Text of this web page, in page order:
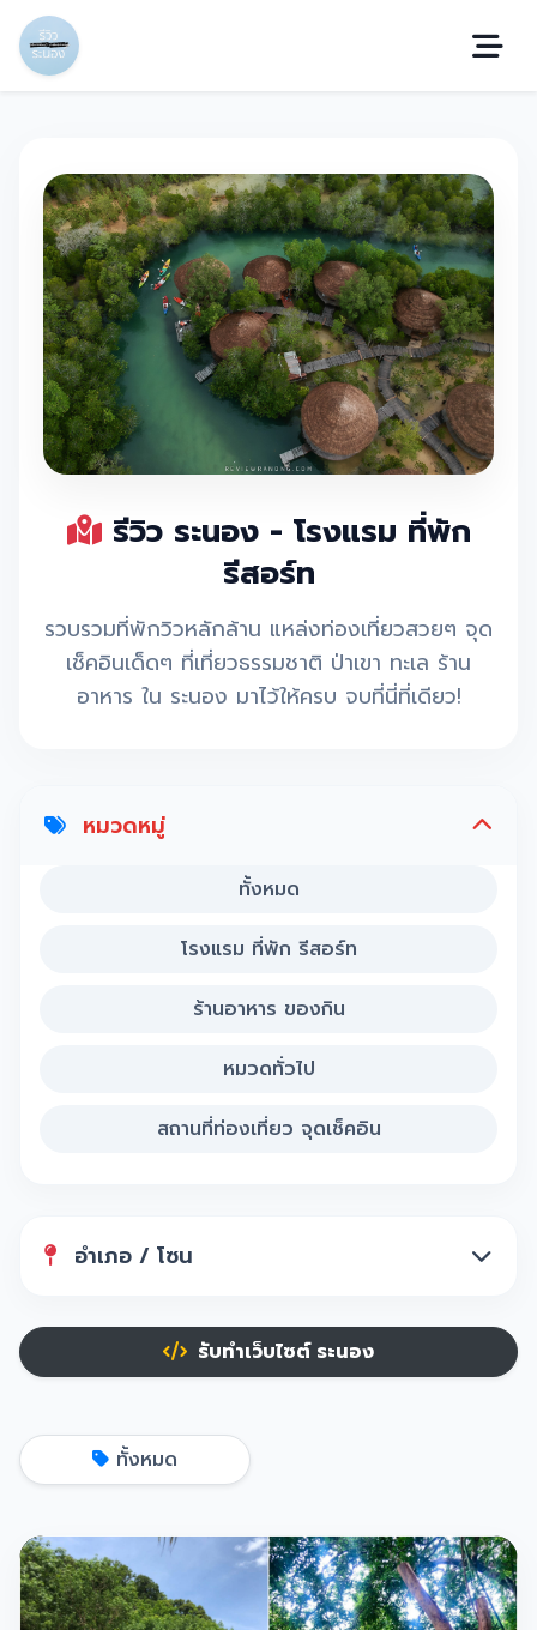
รีวิว ระนอง - โรงแรม ที่พัก
รีสอร์ท
รวบรวมที่พักวิวหลักล้าน แหล่งท่องเที่ยวสวยๆ จุด
เช็คอินเด็ดๆ ที่เที่ยวธรรมชาติ ป่าเขา ทะเล ร้าน
อาหาร ใน ระนอง มาไว้ให้ครบ จบที่นี่ที่เดียว!
หมวดหมู่
ทั้งหมด
โรงแรม ที่พัก รีสอร์ท
ร้านอาหาร ของกิน
หมวดทั่วไป
สถานที่ท่องเที่ยว จุดเช็คอิน
อำเภอ / โซน
รับทำเว็บไซต์ ระนอง
ทั้งหมด